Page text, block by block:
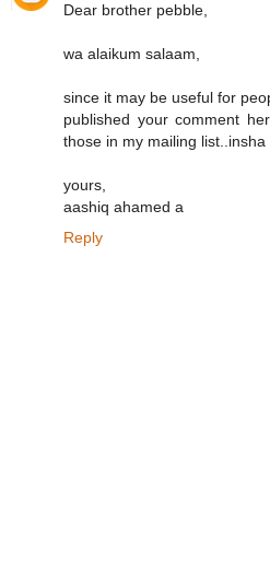
Dear brother pebble,
wa alaikum salaam,
since it may be useful for
published your comment
those in my mailing list..insha
yours,
aashiq ahamed a
Reply